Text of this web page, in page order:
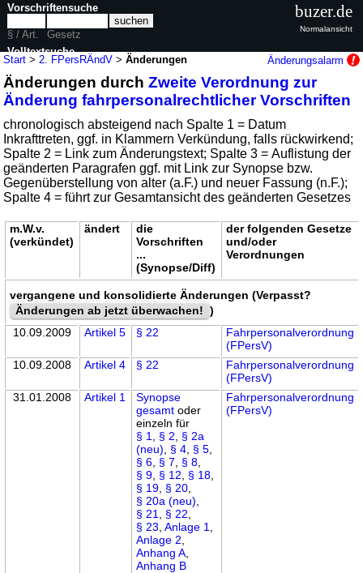
Start > 2. FPersRÄndV >Änderungen Änderungsalarm
Änderungen durchZweite Verordnung zur
Änderung fahrpersonalrechtlicher Vorschriften
chronologisch absteigend nach Spalte 1 = Datum
Inkrafttreten, ggf. in Klammern Verkündung, falls rückwirkend;
Spalte 2 = Link zum Änderungstext; Spalte 3 = Auflistung der
geänderten Paragrafen ggf. mit Link zur Synopse bzw.
Gegenüberstellung von alter (a.F.) und neuer Fassung (n.F.);
Spalte 4 = führt zur Gesamtansicht des geänderten Gesetzes
m.W.v.
(verkündet)
ändert
die
Vorschriften
...
(Synopse/Diff)
der folgenden Gesetze
und/oder
Verordnungen
vergangene und konsolidierte Änderungen (Verpasst?
Änderungen ab jetzt überwachen! )
10.09.2009
Artikel 5 § 22
Fahrpersonalverordnung
(FPersV)
10.09.2008
Artikel 4 § 22
Fahrpersonalverordnung
(FPersV)
31.01.2008
Artikel 1
Synopse
gesamt oder
einzeln für
§ 1
§ 2
§ 2a
(neu)
§ 4 § 5
§ 6 § 7 § 8
§ 9 § 12 § 18
§ 19 § 20
§ 20a (neu)
§ 21
§ 22
§ 23 ,Anlage 1
Anlage 2
Anhang A
Anhang B
Fahrpersonalverordnung
(FPersV)
Vorschriftensuche
§ / Art.
Gesetz
Volltextsuche
nur in 2. FPersRÄndV
buzer.de
Normalansicht